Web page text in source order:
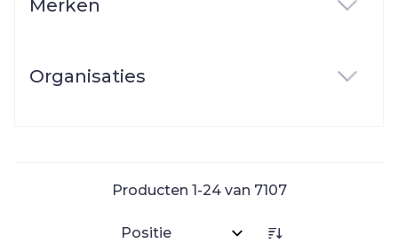
Merken
Organisaties
Producten 1-24van 7107
Sorteer op: